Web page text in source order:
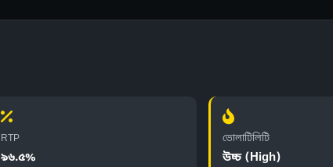
RTP
৯৬.৫%
ভোলাটিলিটি
উচ্চ (High)